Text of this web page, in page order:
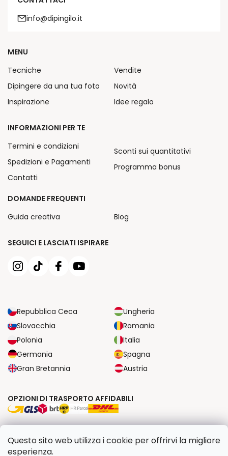
Questo sito web utilizza i cookie per offrirvi la migliore
esperienza.
info@dipingilo.it
SEGUICI E LASCIATI ISPIRARE
Repubblica Ceca
Ungheria
Slovacchia
Romania
Polonia
Italia
Germania
Spagna
Gran Bretannia
Austria
MENU
Tecniche
Dipingere da una tua foto
Inspirazione
Vendite
Novità
Idee regalo
INFORMAZIONI PER TE
Termini e condizioni
Spedizioni e Pagamenti
Contatti
Sconti sui quantitativi
Programma bonus
DOMANDE FREQUENTI
Guida creativa
Blog
OPZIONI DI TRASPORTO AFFIDABILI